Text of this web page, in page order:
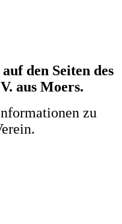
den Seiten des
aus Moers.
zu